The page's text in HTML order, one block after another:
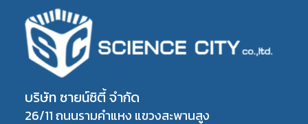
บริษัท ซายน์ซิตี้ จำกัด
26/11 ถนนรามคำแหง แขวงสะพานสูง